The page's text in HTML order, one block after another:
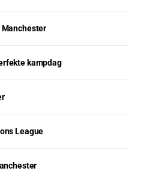
kampdag
League